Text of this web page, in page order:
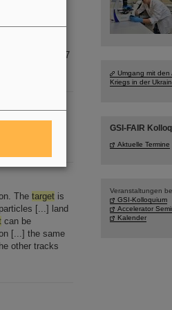
. Moreover,
cooler.
54.17
The target is
[...] land
can be
[...] the same
other tracks
Umgang mit den
Kriegs in der
GSI-FAIR
Aktuelle Termine
Veranstaltungen
GSI-Kolloquium
Accelerator
Kalender